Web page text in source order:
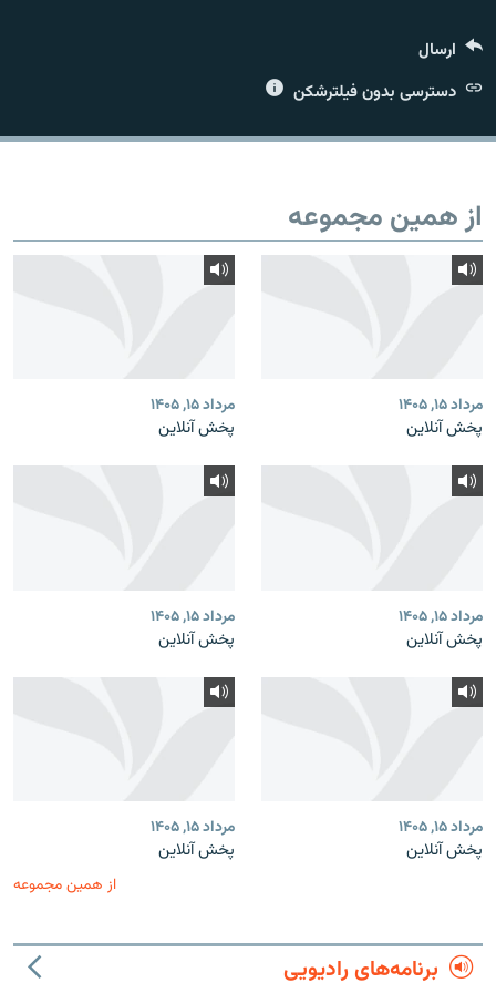
زبان‌های دیگر
ارسال
دسترسی بدون فیلترشکن
از همین مجموعه
مرداد ۱۵, ۱۴۰۵
پخش آنلاین
مرداد ۱۵, ۱۴۰۵
پخش آنلاین
مرداد ۱۵, ۱۴۰۵
پخش آنلاین
مرداد ۱۵, ۱۴۰۵
پخش آنلاین
مرداد ۱۵, ۱۴۰۵
پخش آنلاین
مرداد ۱۵, ۱۴۰۵
پخش آنلاین
از همین مجموعه
برنامه‌های رادیویی